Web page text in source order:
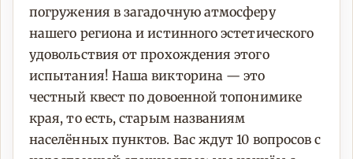
погружения в загадочную атмосферу
нашего региона и истинного эстетического
удовольствия от прохождения этого
испытания! Наша викторина — это
честный квест по довоенной топонимике
края, то есть, старым названиям
населённых пунктов. Вас ждут 10 вопросов с